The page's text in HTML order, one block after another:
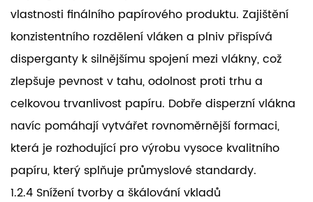
vlastnosti finálního papírového produktu. Zajištění
konzistentního rozdělení vláken a plniv přispívá
disperganty k silnějšímu spojení mezi vlákny, což
zlepšuje pevnost v tahu, odolnost proti trhu a
celkovou trvanlivost papíru. Dobře disperzní vlákna
navíc pomáhají vytvářet rovnoměrnější formaci,
která je rozhodující pro výrobu vysoce kvalitního
papíru, který splňuje průmyslové standardy.
1.2.4 Snížení tvorby a škálování vkladů